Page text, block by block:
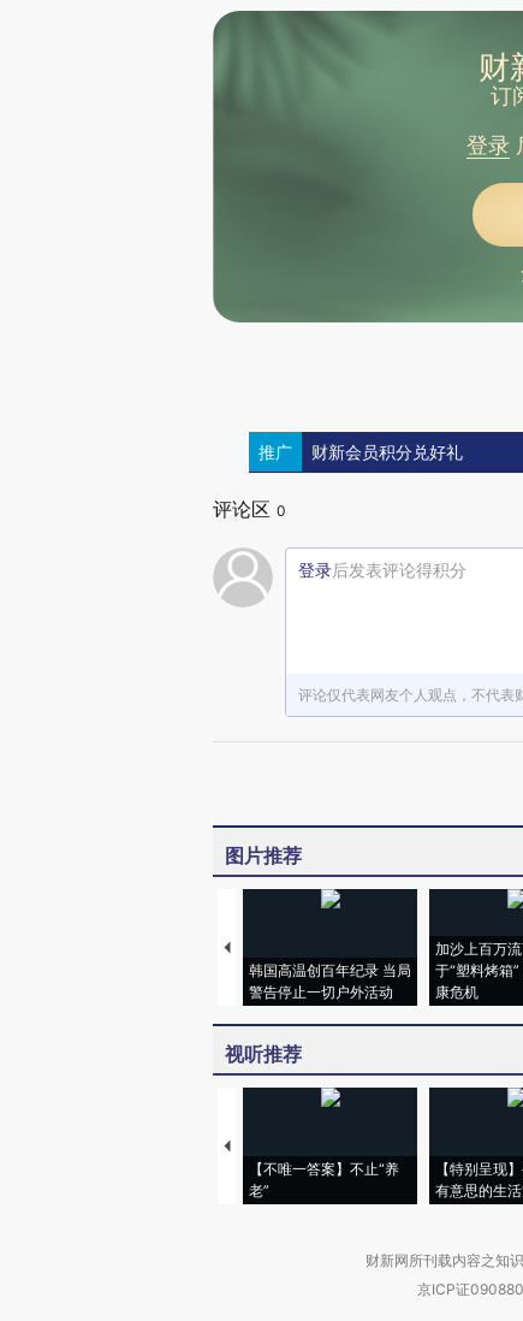
财
订
登录
推广 财新会员积分兑好礼
评论区 0
登录后发表评论得积分
评论仅代表网友个人观点，不代表
图片推荐
韩国高温创百年纪录 当局
警告停止一切户外活动
加沙上百万
于“塑料烤箱
康危机
视听推荐
【不唯一答案】不止“养
老”
【特别呈现
有意思的生
财新网所刊载内容之知
京ICP证